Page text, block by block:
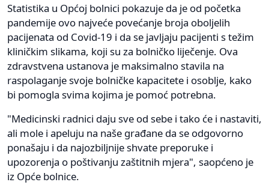
Statistika u Općoj bolnici pokazuje da je od početka
pandemije ovo najveće povećanje broja oboljelih
pacijenata od Covid-19 i da se javljaju pacijenti s težim
kliničkim slikama, koji su za bolničko liječenje. Ova
zdravstvena ustanova je maksimalno stavila na
raspolaganje svoje bolničke kapacitete i osoblje, kako
bi pomogla svima kojima je pomoć potrebna.
"Medicinski radnici daju sve od sebe i tako će i nastaviti,
ali mole i apeluju na naše građane da se odgovorno
ponašaju i da najozbiljnije shvate preporuke i
upozorenja o poštivanju zaštitnih mjera", saopćeno je
iz Opće bolnice.